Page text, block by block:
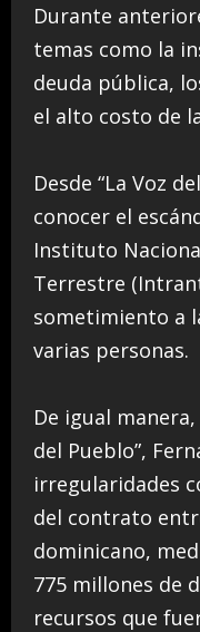
Durante
temas como la
deuda pública,
el alto costo de
Desde “La Voz
conocer el
Instituto
Terrestre
sometimiento a
varias personas.
De igual
del Pueblo”,
irregularidades
del contrato
dominicano,
775 millones de
recursos que